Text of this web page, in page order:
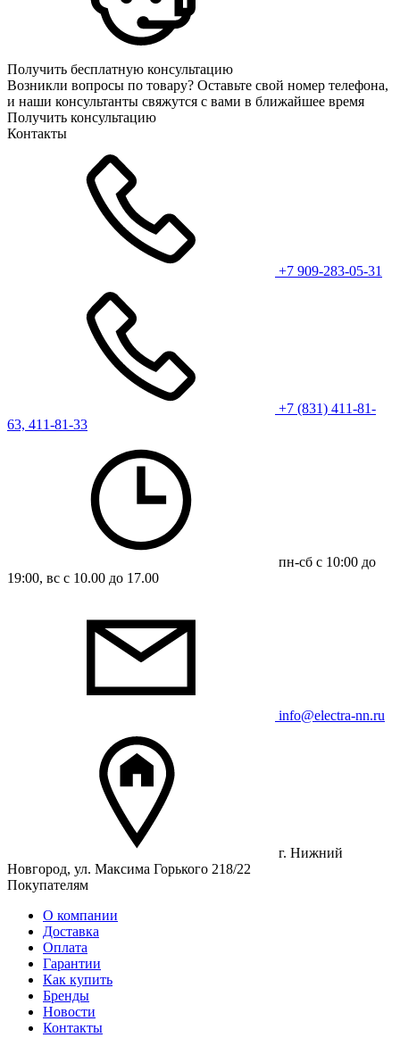
Получить бесплатную консультацию
Возникли вопросы по товару? Оставьте свой номер телефона,
и наши консультанты свяжутся с вами в ближайшее время
Получить консультацию
Контакты
+7 909-283-05-31
+7 (831) 411-81-
63, 411-81-33
пн-сб с 10:00 до
19:00, вс с 10.00 до 17.00
info@electra-nn.ru
г. Нижний
Новгород, ул. Максима Горького 218/22
Покупателям
О компании
Доставка
Оплата
Гарантии
Как купить
Бренды
Новости
Контакты